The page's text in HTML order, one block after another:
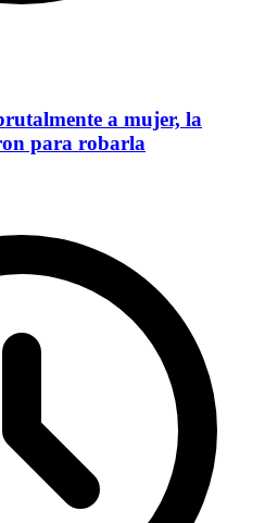
a mujer, la
para robarla